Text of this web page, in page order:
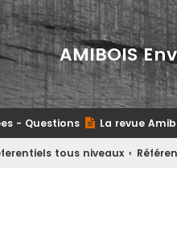
AMIBOIS
- Questions La revue
tous niveaux